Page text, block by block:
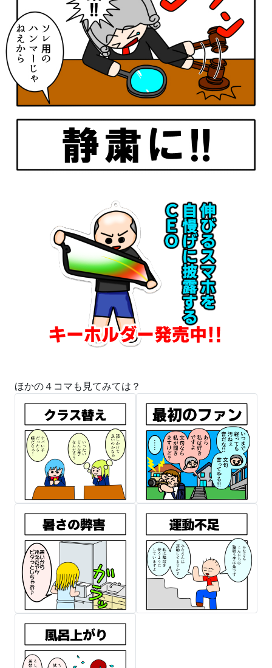
ほかの４コマも見てみては？